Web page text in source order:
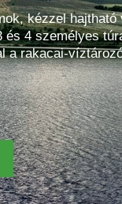
kézzel
és 4 személyes
a rakacai-